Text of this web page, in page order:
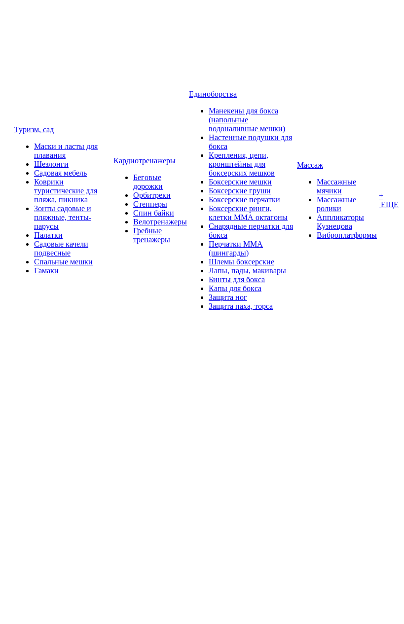
Туризм, сад
Маски и ласты для
плавания
Шезлонги
Садовая мебель
Коврики
туристические для
пляжа, пикника
Зонты садовые и
пляжные, тенты-
парусы
Палатки
Садовые качели
подвесные
Спальные мешки
Гамаки
Кардиотренажеры
Беговые
дорожки
Орбитреки
Степперы
Спин байки
Велотренажеры
Гребные
тренажеры
Единоборства
Манекены для бокса
(напольные
водоналивные мешки)
Настенные подушки для
бокса
Крепления, цепи,
кронштейны для
боксерских мешков
Боксерские мешки
Боксерские груши
Боксерские перчатки
Боксерские ринги,
клетки ММА октагоны
Снарядные перчатки для
бокса
Перчатки MMA
(шингарды)
Шлемы боксерские
Лапы, пады, макивары
Бинты для бокса
Капы для бокса
Защита ног
Защита паха, торса
Массаж
Массажные
мячики
Массажные
ролики
Аппликаторы
Кузнецова
Виброплатформы
+
ЕЩЕ